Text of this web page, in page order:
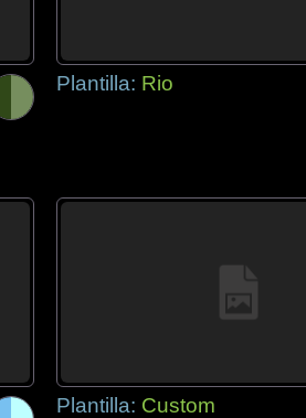
Plantilla: Rio
Plantilla: Custom